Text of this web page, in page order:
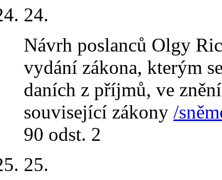
24.
Návrh poslanců Olgy
vydání zákona, kterým
daních z příjmů, ve
související zákony /
90 odst. 2
25.